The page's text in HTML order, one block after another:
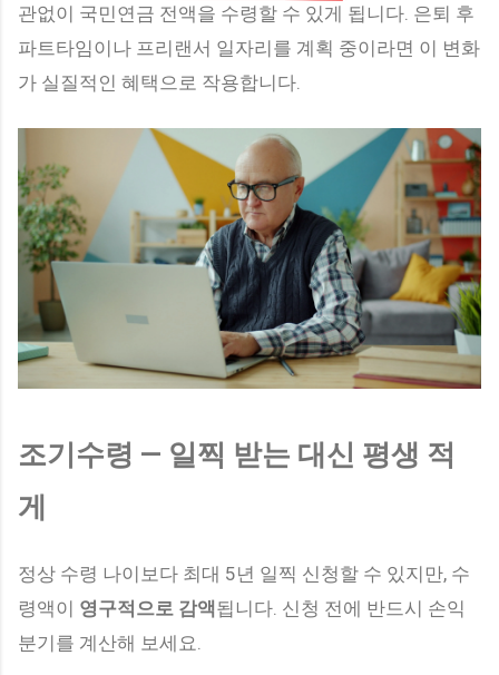
관없이 국민연금 전액을 수령할 수 있게 됩니다. 은퇴 후
파트타임이나 프리랜서 일자리를 계획 중이라면 이 변화
가 실질적인 혜택으로 작용합니다.
조기수령 — 일찍 받는 대신 평생 적
게
정상 수령 나이보다 최대 5년 일찍 신청할 수 있지만, 수
령액이 영구적으로 감액됩니다. 신청 전에 반드시 손익
분기를 계산해 보세요.